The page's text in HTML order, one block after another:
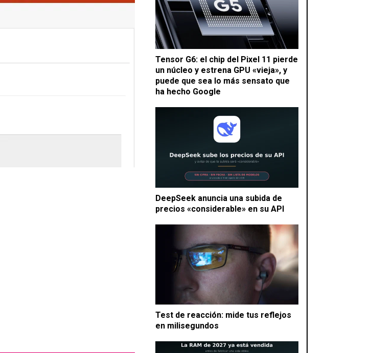
Tensor G6: el chip del Pixel 11 pierde
un núcleo y estrena GPU «vieja», y
puede que sea lo más sensato que
ha hecho Google
DeepSeek anuncia una subida de
precios «considerable» en su API
Test de reacción: mide tus reflejos
en milisegundos